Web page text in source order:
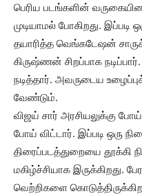
பெரிய படங்களின்
முடியாமல் போகிறது.
தயாரித்த வெங்கடேஷன்
கிருஷ்ணன் சிறப்பாக
நடித்தார். அவருடைய
வேண்டும்.
விஜய் சார் அரசியலுக்கு
போய் விட்டார். இப்படி ஒரு
திரைப்படத்துறையை தூக்கி
மகிழ்ச்சியாக இருக்கிறது.
வெற்றிகளை